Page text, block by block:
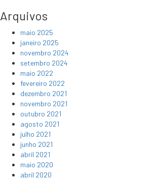
Arquivos
maio 2025
janeiro 2025
novembro 2024
setembro 2024
maio 2022
fevereiro 2022
dezembro 2021
novembro 2021
outubro 2021
agosto 2021
julho 2021
junho 2021
abril 2021
maio 2020
abril 2020